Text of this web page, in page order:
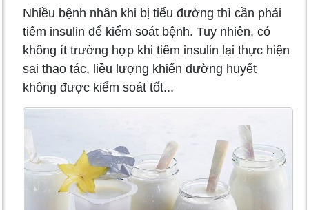
Nhiều bệnh nhân khi bị tiểu đường thì cần phải
tiêm insulin để kiểm soát bệnh. Tuy nhiên, có
không ít trường hợp khi tiêm insulin lại thực hiện
sai thao tác, liều lượng khiến đường huyết
không được kiểm soát tốt...